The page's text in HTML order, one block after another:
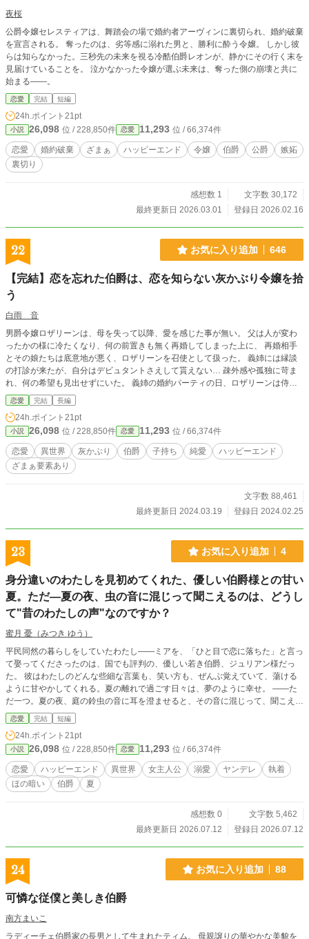
夜桜
公爵令嬢セレスティアは、舞踏会の場で婚約者アーヴィンに裏切られ、婚約破棄
を宣言される。 奪ったのは、劣等感に溺れた男と、勝利に酔う令嬢。 しかし彼
らは知らなかった。三秒先の未来を視る冷酷伯爵レオンが、静かにその行く末を
見届けていることを。 泣かなかった令嬢が選ぶ未来は、奪った側の崩壊と共に
始まる――。
恋愛 完結 短編
24h.ポイント 21pt
小説 26,098 位 / 228,850件 恋愛 11,293 位 / 66,374件
恋愛 婚約破棄 ざまぁ ハッピーエンド 令嬢 伯爵 公爵
嫉妬
裏切り
感想数 1
文字数 30,172
最終更新日 2026.03.01
登録日 2026.02.16
22 お気に入り追加 646
【完結】恋を忘れた伯爵は、恋を知らない灰かぶり令嬢を拾
う
白雨 音
男爵令嬢ロザリーンは、母を失って以降、愛を感じた事が無い。 父は人が変わ
ったかの様に冷たくなり、何の前置きも無く再婚してしまった上に、 再婚相手
とその娘たちは底意地が悪く、ロザリーンを召使として扱った。 義姉には縁談
の打診が来たが、自分はデビュタントさえして貰えない… 疎外感や孤独に苛ま
れ、何の希望も見出せずにいた。 義姉の婚約パーティの日、ロザリーンは侍女
として同行したが、家族の不興を買い、帰路にて置き去りにされてしまう。 パ
ーティで知り合った少年ミゲルの父に助けられ、男爵家に送ると言われるが、
家族を恐れるロザリーンは、自分を彼の館で雇って欲しいと願い出た＿＿＿
異世界恋愛：短めの長編（全２４話） ※魔法要素無し。 《完結しました》
お読み下さり、お気に入り、エール、ありがとうございます☆
恋愛 完結 長編
24h.ポイント 21pt
小説 26,098 位 / 228,850件 恋愛 11,293 位 / 66,374件
恋愛 異世界 灰かぶり 伯爵 子持ち 純愛
ハッピーエンド
ざまぁ要素あり
文字数 88,461
最終更新日 2024.03.19
登録日 2024.02.25
23 お気に入り追加 4
身分違いのわたしを見初めてくれた、優しい伯爵様との甘い
夏。ただ—夏の夜、虫の音に混じって聞こえるのは、どうし
て"昔のわたしの声"なのですか？
蜜月 憂（みつき ゆう）
平民同然の暮らしをしていたわたし――ミアを、「ひと目で恋に落ちた」と言っ
て娶ってくださったのは、国でも評判の、優しい若き伯爵、ジュリアン様だっ
た。 彼はわたしのどんな些細な言葉も、笑い方も、ぜんぶ覚えていて、蕩ける
ように甘やかしてくれる。夏の離れで過ごす日々は、夢のように幸せ。 ――た
だ一つ。夏の夜、庭の鈴虫の音に耳を澄ませると、その音に混じって、聞こえて
くるのです。 数年前の、まだ彼と出会う前の、"昔のわたしの声"が。笑い声も、
寝言も、名前を呼ぶ声さえ。 ねえ、ジュリアン様。あなたは、わたしの、何
を、集めているの。 ※二人にとっては、最初から最後までハッピーエンドで
す。 ※ほの暗いホラー風味（人間の狂気・執着）がありますが、ヒロインは絶
対に傷つかず、溺愛されて幸せなままの物語です。幽霊やお化けは出ません。
恋愛 完結 短編
24h.ポイント 21pt
小説 26,098 位 / 228,850件 恋愛 11,293 位 / 66,374件
恋愛 ハッピーエンド 異世界 女主人公 溺愛 ヤンデレ
執着
ほの暗い
伯爵 夏
感想数 0
文字数 5,462
最終更新日 2026.07.12
登録日 2026.07.12
24 お気に入り追加 88
可憐な従僕と美しき伯爵
南方まいこ
ラディーチェ伯爵家の長男として生まれたティム。 母親譲りの華やかな美貌を